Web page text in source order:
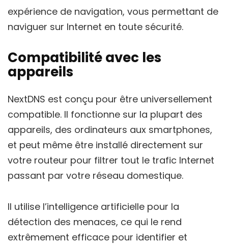
expérience de navigation, vous permettant de
naviguer sur Internet en toute sécurité.
Compatibilité avec les
appareils
NextDNS est conçu pour être universellement
compatible. Il fonctionne sur la plupart des
appareils, des ordinateurs aux smartphones,
et peut même être installé directement sur
votre routeur pour filtrer tout le trafic Internet
passant par votre réseau domestique.
Il utilise l’intelligence artificielle pour la
détection des menaces, ce qui le rend
extrêmement efficace pour identifier et